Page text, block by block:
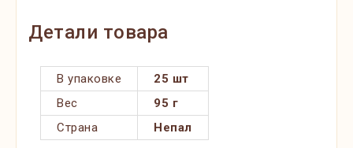
Детали товара
В упаковке
25 шт
Вес
95 г
Страна
Непал